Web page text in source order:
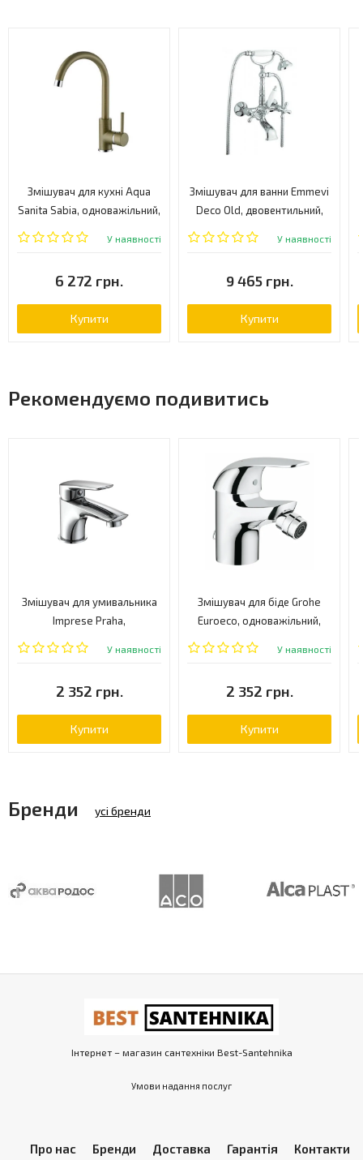
Змішувач для кухні Aqua
Sanita Sabia, одноважільний,
латунь (5523-301)
У наявності
6 272 грн.
Купити
Змішувач для ванни Emmevi
Deco Old, двовентильний,
хром (CR12611)
У наявності
9 465 грн.
Купити
Рекомендуємо подивитись
Змішувач для умивальника
Imprese Praha,
одноважільний, хром
У наявності
2 352 грн.
Купити
Змішувач для біде Grohe
Euroeco, одноважільний,
хром (32882000)
У наявності
2 352 грн.
Купити
Бренди усі бренди
Інтернет – магазин сантехніки Best-Santehnika
Умови надання послуг
Про нас Бренди Доставка Гарантія Контакти